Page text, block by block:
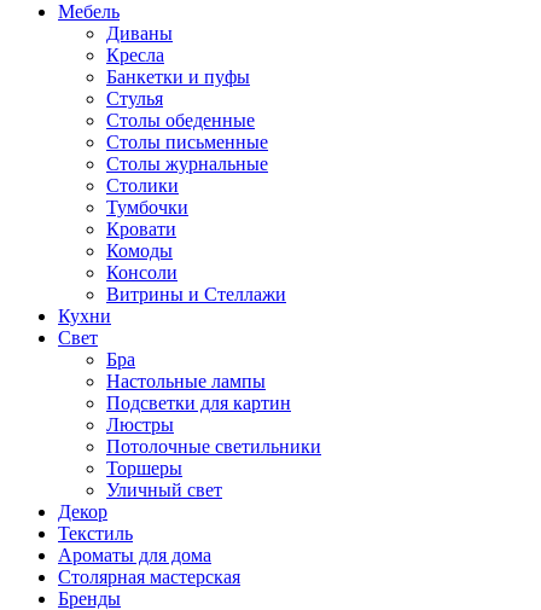
Мебель
Диваны
Кресла
Банкетки и пуфы
Стулья
Столы обеденные
Столы письменные
Столы журнальные
Столики
Тумбочки
Кровати
Комоды
Консоли
Витрины и Стеллажи
Кухни
Свет
Бра
Настольные лампы
Подсветки для картин
Люстры
Потолочные светильники
Торшеры
Уличный свет
Декор
Текстиль
Ароматы для дома
Столярная мастерская
Бренды